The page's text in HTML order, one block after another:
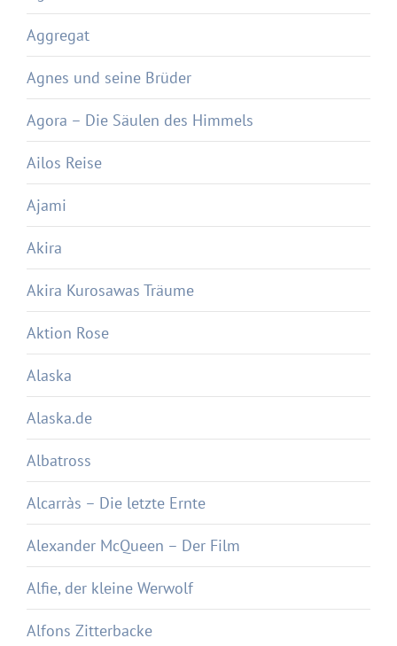
Aggregat
Agnes und seine Brüder
Agora – Die Säulen des Himmels
Ailos Reise
Ajami
Akira
Akira Kurosawas Träume
Aktion Rose
Alaska
Alaska.de
Albatross
Alcarràs – Die letzte Ernte
Alexander McQueen – Der Film
Alfie, der kleine Werwolf
Alfons Zitterbacke